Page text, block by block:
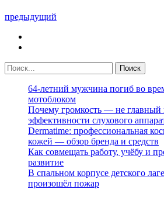
предыдущий
64-летний мужчина погиб во
мотоблоком
Почему громкость — не главный
эффективности слухового
Dermatime: профессиональная
кожей — обзор бренда и средств
Как совмещать работу, учёбу и
развитие
В спальном корпусе детского
произошёл пожар